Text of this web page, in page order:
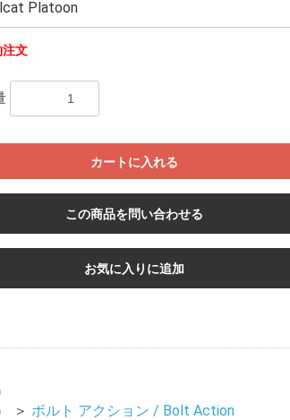
Platoon
注文
カートに入れる
この商品を問い合わせる
お気に入りに追加
＞ ボルト アクション / Bolt Action